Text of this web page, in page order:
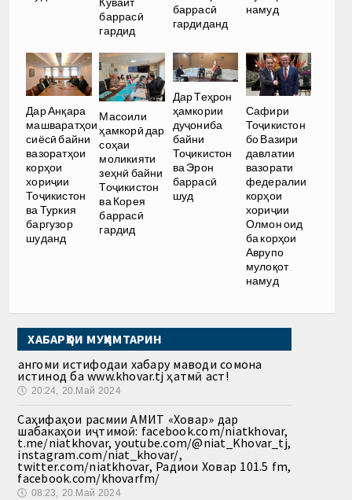
баррасӣ
гардид
баррасӣ
гардиданд
намуд
Дар Анқара
машваратҳои
сиёсӣ байни
вазоратҳои
корҳои
хориҷии
Тоҷикистон
ва Туркия
баргузор
шуданд
Масоили
ҳамкорӣ дар
соҳаи
моликияти
зеҳнӣ байни
Тоҷикистон
ва Корея
баррасӣ
гардид
Дар Теҳрон
ҳамкории
дуҷониба
байни
Тоҷикистон
ва Эрон
баррасӣ
шуд
Сафири
Тоҷикистон
бо Вазири
давлатии
вазорати
федералии
корҳои
хориҷии
Олмон оид
ба корҳои
Аврупо
мулоқот
намуд
ХАБАРҲОИ МУҲИМТАРИН
Ҳангоми истифодаи хабару маводи сомона
истинод ба www.khovar.tj ҳатмӣ аст!
🕔 20:24, 20.Май 2024
Саҳифаҳои расмии АМИТ «Ховар» дар
шабакаҳои иҷтимоӣ: facebook.com/niatkhovar,
t.me/niatkhovar, youtube.com/@niat_Khovar_tj,
instagram.com/niat_khovar/,
twitter.com/niatkhovar, Радиои Ховар 101.5 fm,
facebook.com/khovarfm/
🕔 08:23, 20.Май 2024